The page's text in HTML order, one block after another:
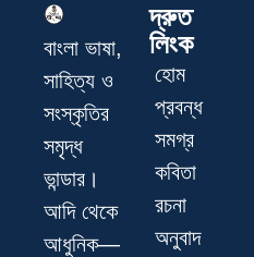
বাংলা ভাষা,
সাহিত্য ও
সংস্কৃতির
সমৃদ্ধ
ভান্ডার।
আদি থেকে
আধুনিক—
দ্রুত
লিংক
হোম
প্রবন্ধ
সমগ্র
কবিতা
রচনা
অনুবাদ